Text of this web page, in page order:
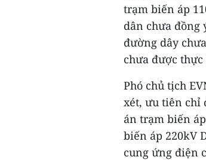
trạm biến áp
dân chưa đồng
đường dây
chưa được
Phó chủ tịch
xét, ưu tiên chỉ
án trạm biến
biến áp 220kV
cung ứng điện